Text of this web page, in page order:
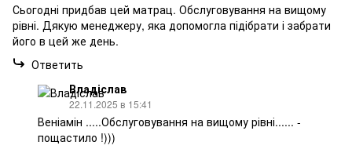
Сьогодні придбав цей матрац. Обслуговування на вищому
рівні. Дякую менеджеру, яка допомогла підібрати і забрати
його в цей же день.
Ответить
Владіслав
22.11.2025 в 15:41
Веніамін .....Обслуговування на вищому рівні...... -
пощастило !)))